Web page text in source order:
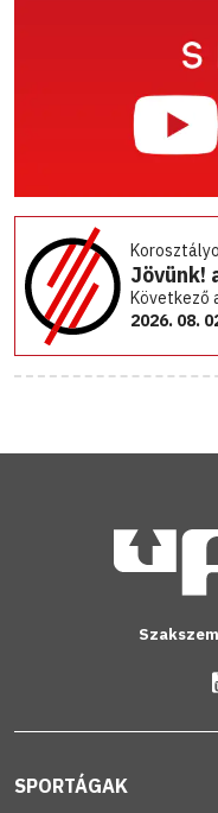
Jövünk!
Következő
2026. 08.
SPORTÁGAK